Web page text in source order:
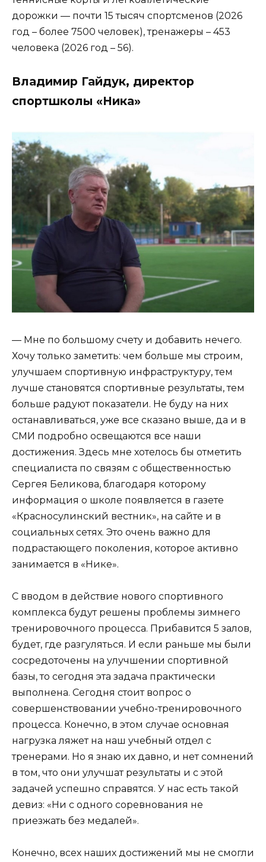
дорожки — почти 15 тысяч спортсменов (2026
год – более 7500 человек), тренажеры – 453
человека (2026 год – 56).
Владимир Гайдук, директор
спортшколы «Ника»
— Мне по большому счету и добавить нечего.
Хочу только заметить: чем больше мы строим,
улучшаем спортивную инфраструктуру, тем
лучше становятся спортивные результаты, тем
больше радуют показатели. Не буду на них
останавливаться, уже все сказано выше, да и в
СМИ подробно освещаются все наши
достижения. Здесь мне хотелось бы отметить
специалиста по связям с общественностью
Сергея Беликова, благодаря которому
информация о школе появляется в газете
«Красносулинский вестник», на сайте и в
социальных сетях. Это очень важно для
подрастающего поколения, которое активно
занимается в «Нике».
С вводом в действие нового спортивного
комплекса будут решены проблемы зимнего
тренировочного процесса. Прибавится 5 залов,
будет, где разгуляться. И если раньше мы были
сосредоточены на улучшении спортивной
базы, то сегодня эта задача практически
выполнена. Сегодня стоит вопрос о
совершенствовании учебно-тренировочного
процесса. Конечно, в этом случае основная
нагрузка ляжет на наш учебный отдел с
тренерами. Но я знаю их давно, и нет сомнений
в том, что они улучшат результаты и с этой
задачей успешно справятся. У нас есть такой
девиз: «Ни с одного соревнования не
приезжать без медалей».
Конечно, всех наших достижений мы не смогли